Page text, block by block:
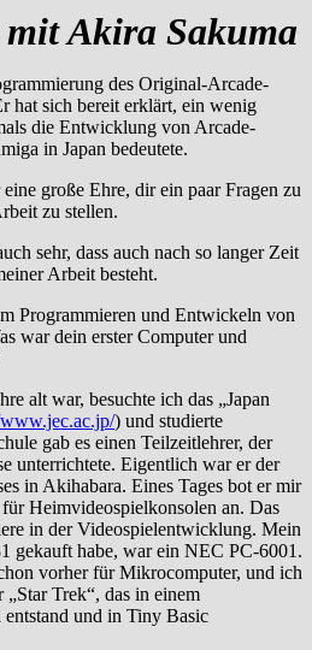
Akira Sakuma
des Original-Arcade-
hat sich bereit erklärt, ein wenig
die Entwicklung von Arcade-
in Japan bedeutete.
große Ehre, dir ein paar Fragen zu
zu stellen.
sehr, dass auch nach so langer Zeit
Arbeit besteht.
Programmieren und Entwickeln von
war dein erster Computer und
alt war, besuchte ich das „Japan
) und studierte
gab es einen Teilzeitlehrer, der
unterrichtete. Eigentlich war er der
in Akihabara. Eines Tages bot er mir
Heimvideospielkonsolen an. Das
in der Videospielentwicklung. Mein
gekauft habe, war ein NEC PC-6001.
vorher für Mikrocomputer, und ich
„Star Trek“, das in einem
und in Tiny Basic